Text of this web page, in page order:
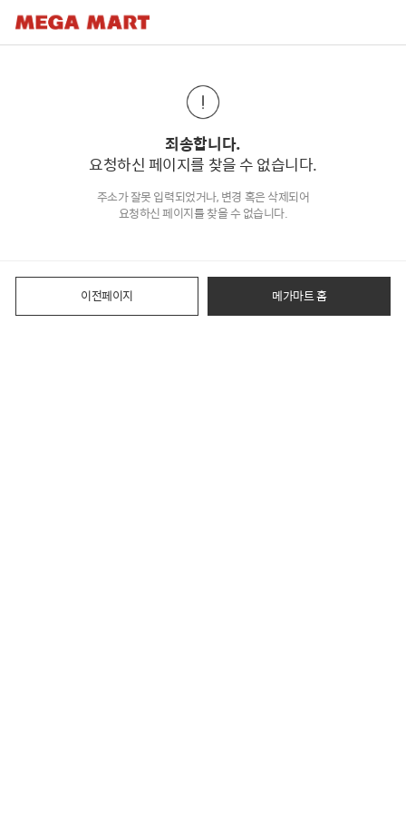
죄송합니다.
요청하신 페이지를 찾을 수 없습니다.
주소가 잘못 입력되었거나, 변경 혹은 삭제되어
요청하신 페이지를 찾을 수 없습니다.
이전페이지 메가마트 홈